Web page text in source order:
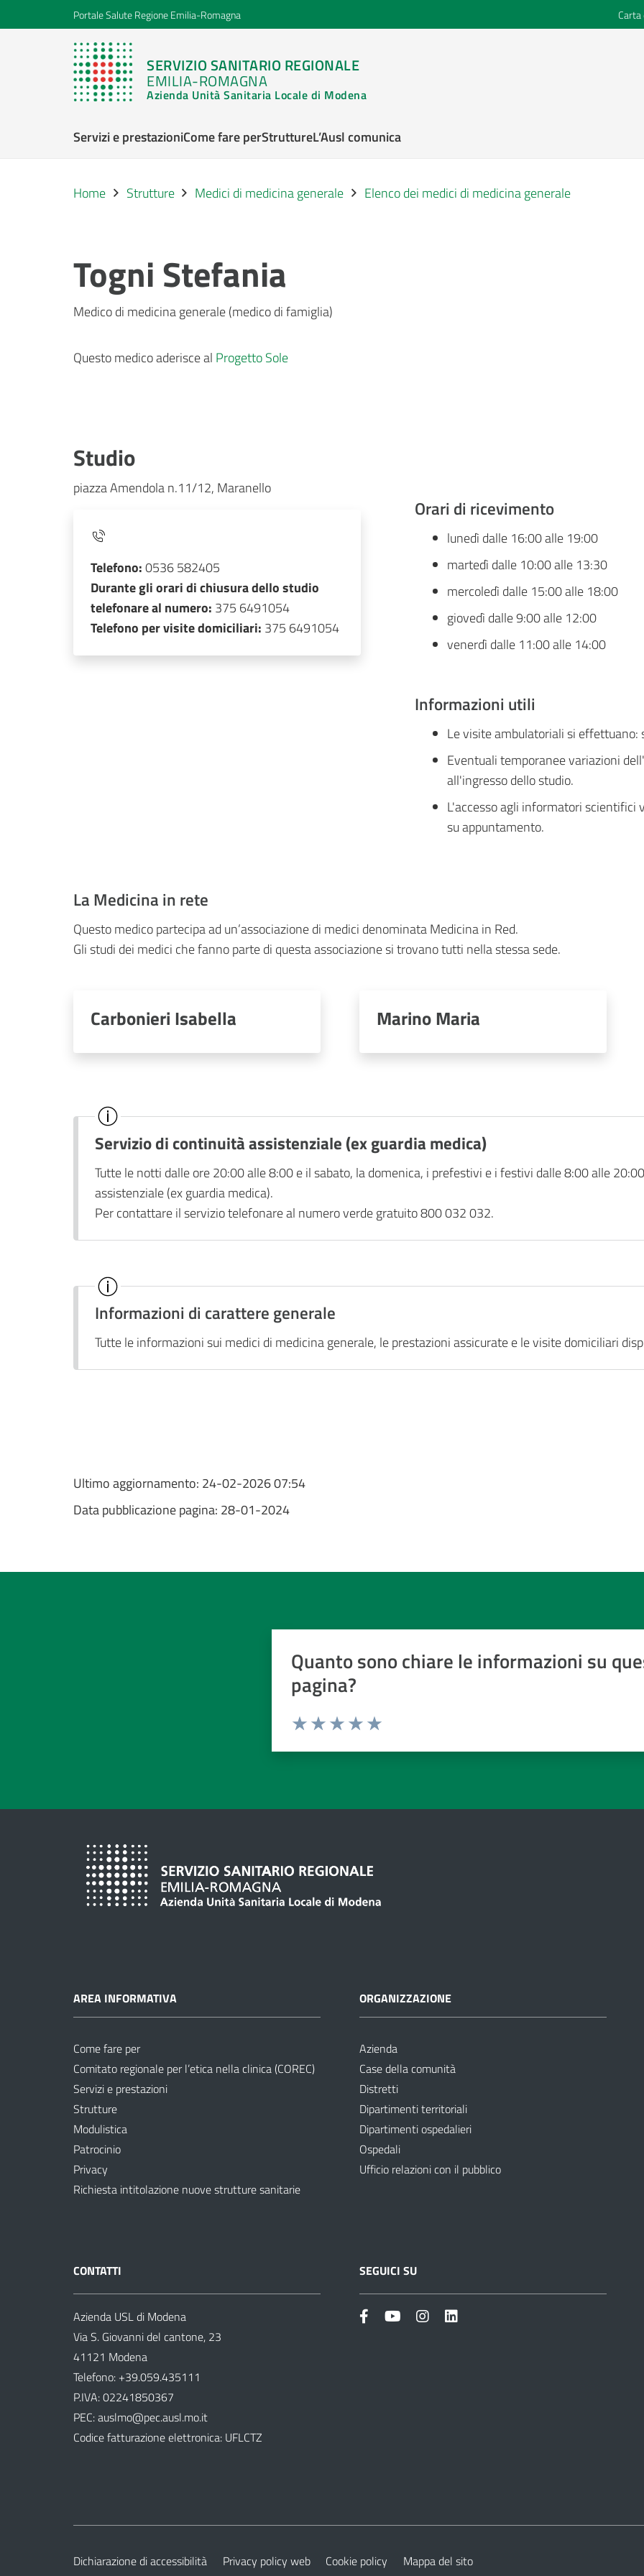
Portale Salute Regione Emilia-Romagna Carta
SERVIZIO SANITARIO REGIONALE
EMILIA-ROMAGNA
Azienda Unità Sanitaria Locale di Modena
Servizi e prestazioniCome fare perStruttureL’Ausl comunica
Home Strutture Medici di medicina generale Elenco dei medici di medicina generale
Togni Stefania
Medico di medicina generale (medico di famiglia)
Questo medico aderisce al Progetto Sole
Studio
piazza Amendola n.11/12, Maranello
Telefono:0536 582405
Durante gli orari di chiusura dello studio
telefonare al numero: 375 6491054
Telefono per visite domiciliari: 375 6491054
Orari di ricevimento
lunedì dalle 16:00 alle 19:00
martedì dalle 10:00 alle 13:30
mercoledì dalle 15:00 alle 18:00
giovedì dalle 9:00 alle 12:00
venerdì dalle 11:00 alle 14:00
Informazioni utili
Le visite ambulatoriali si effettuano:
Eventuali temporanee variazioni
all'ingresso dello studio.
L'accesso agli informatori scientifici
su appuntamento.
La Medicina in rete
Questo medico partecipa ad un’associazione di medici denominata Medicina in Red.
Gli studi dei medici che fanno parte di questa associazione si trovano tutti nella stessa sede.
Carbonieri Isabella Marino Maria
Servizio di continuità assistenziale (ex guardia medica)
Tutte le notti dalle ore 20:00 alle 8:00 e il sabato, la domenica, i prefestivi e i festivi dalle 8:00 alle
assistenziale (ex guardia medica).
Per contattare il servizio telefonare al numero verde gratuito 800 032 032.
Informazioni di carattere generale
Tutte le informazioni sui medici di medicina generale, le prestazioni assicurate e le visite domiciliari
Ultimo aggiornamento: 24-02-2026 07:54
Data pubblicazione pagina: 28-01-2024
Quanto sono chiare le informazioni su
pagina?
Valuta da 1 a 5 stelle
AREA INFORMATIVA
Come fare per
Comitato regionale per l’etica nella clinica (COREC)
Servizi e prestazioni
Strutture
Modulistica
Patrocinio
Privacy
Richiesta intitolazione nuove strutture sanitarie
ORGANIZZAZIONE
Azienda
Case della comunità
Distretti
Dipartimenti territoriali
Dipartimenti ospedalieri
Ospedali
Ufficio relazioni con il pubblico
CONTATTI
Azienda USL di Modena
Via S. Giovanni del cantone, 23
41121 Modena
Telefono: +39.059.435111
P.IVA: 02241850367
PEC:auslmo@pec.ausl.mo.it
Codice fatturazione elettronica: UFLCTZ
SEGUICI SU
Dichiarazione di accessibilità Privacy policy web Cookie policy Mappa del sito